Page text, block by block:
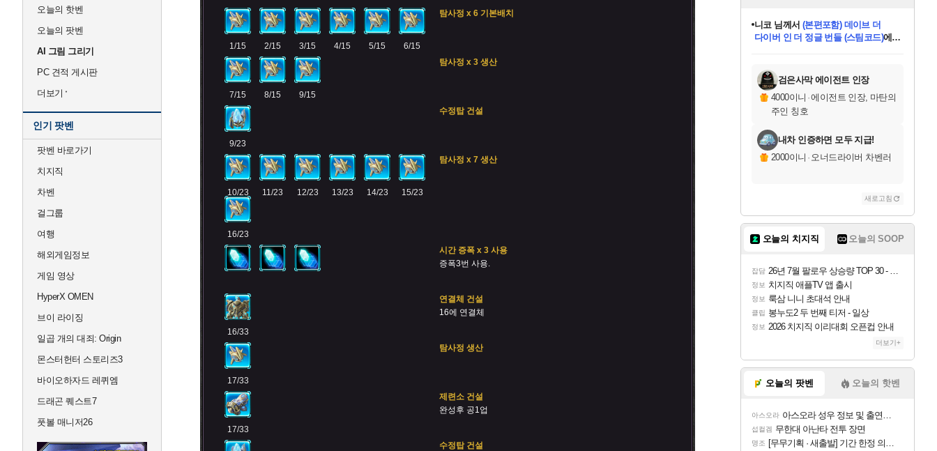
오늘의 핫벤
오늘의 팟벤
AI 그림 그리기
PC 견적 게시판
더보기
인기 팟벤
팟벤 바로가기
치지직
차벤
걸그룹
여행
해외게임정보
게임 영상
HyperX OMEN
브이 라이징
일곱 개의 대죄: Origin
몬스터헌터 스토리즈3
바이오하자드 레퀴엠
드래곤 퀘스트7
풋볼 매니저26
1/15 2/15 3/15 4/15 5/15 6/15
탐사정 x 6 기본배치
7/15 8/15 9/15
탐사정 x 3 생산
9/23
수정탑 건설
10/23 11/23 12/23 13/23 14/23 15/23
16/23
탐사정 x 7 생산
시간 증폭 x 3 사용
증폭3번 사용.
16/33
연결체 건설
16에 연결체
17/33
탐사정 생산
17/33
제련소 건설
완성후 공1업
수정탑 건설
교환.
당첨되셨습니다.
니코님께서 (본편포함) 데이브 더
다이버 인 더 정글 번들 (스팀코드)에
당첨되셨습니다.
당첨되셨습니다.
당첨되셨습니다.
당첨되셨습니다.
당첨되셨습니다.
에디션 (스팀코드)를 교환.
당첨되셨습니다.
검은사막 에이전트 인장
4000이니 ·에이전트 인장, 마탄의
주인 칭호
내차 인증하면 모두 지급!
2000이니 · 오너드라이버 차벤러
새로고침
오늘의 치지직 오늘의 SOOP
잡담 26년 7월 팔로우 상승량 TOP 30 - 월간 치지직
정보 치지직 애플TV 앱 출시
정보 룩삼 니니 초대석 안내
클립 봉누도2 두 번째 티저 - 일상
정보 2026 치지직 이리대회 오픈컵 안내
더보기+
오늘의 팟벤 오늘의 핫벤
아스오라 아스오라 성우 정보 및 출연작 모음
섭컬겜 무한대 아난타 전투 장면
명조 [무무기획 · 새출발] 기간 한정 의뢰 이벤트